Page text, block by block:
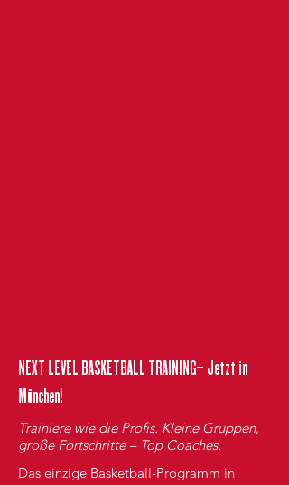
NEXT LEVEL BASKETBALL TRAINING– Jetzt in
München!
Trainiere wie die Profis. Kleine Gruppen,
große Fortschritte – Top Coaches.
Das einzige Basketball-Programm in